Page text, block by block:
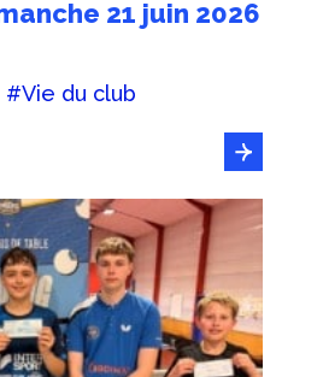
21 juin 2026
#Vie du club